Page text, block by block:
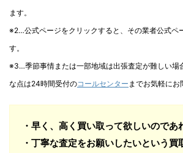
ます。
※2…公式ページをクリックすると、その業者公式ペ
す。
※3…季節事情または一部地域は出張査定が難しい場
な点は24時間受付のコールセンター までお気軽にお
・早く、高く買い取って欲しいのであ
・丁寧な査定をお願いしたいという買